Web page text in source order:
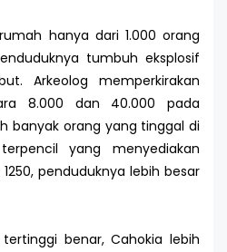
hanya dari 1.000 orang
tumbuh eksplosif
Arkeolog memperkirakan
8.000 dan 40.000 pada
banyak orang yang tinggal di
yang menyediakan
penduduknya lebih besar
benar, Cahokia lebih